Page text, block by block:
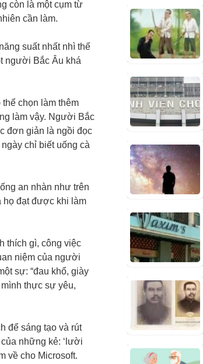
còn là một cụm từ
cần làm.
suất nhất nhì thế
người Bắc Âu khá
chọn làm thêm
làm vậy. Người Bắc
đơn giản là ngồi đọc
chỉ biết uống cà
an nhàn như trên
họ đạt được khi làm
thích gì, công việc
niệm của người
sự: “đau khổ, giày
thực sự yêu,
để sáng tạo và rút
những kẻ: ‘lười
về cho Microsoft.